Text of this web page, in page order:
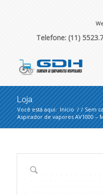
Telefone: (11)
Loja
Você está aqui: Início / / Sem
Aspirador de vapores AV1000 –